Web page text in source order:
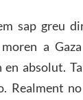
sap greu
a
en absolut.
Realment no